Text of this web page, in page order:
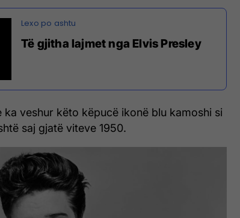
Të gjitha lajmet nga Elvis Presley
ka veshur këto këpucë ikonë blu kamoshi si
saj gjatë viteve 1950.